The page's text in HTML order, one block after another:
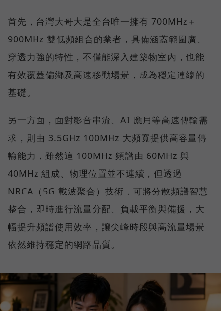
首先，台灣大哥大是全台唯一擁有 700MHz＋
900MHz 雙低頻組合的業者，具備涵蓋範圍廣、
穿透力強的特性，不僅能深入建築物室內，也能
有效覆蓋偏鄉及高速移動場景，成為穩定連線的
基礎。
另一方面，面對影音串流、AI 應用等高速傳輸需
求，則由 3.5GHz 100MHz 大頻寬提供高容量傳
輸能力，雖然這 100MHz 頻譜由 60MHz 與
40MHz 組成、物理位置並不連續，但透過
NRCA（5G 載波聚合）技術，可將分散頻譜智慧
整合，即時進行流量分配、負載平衡與備援，大
幅提升頻譜使用效率，讓尖峰時段與高流量場景
依然維持穩定的網路品質。